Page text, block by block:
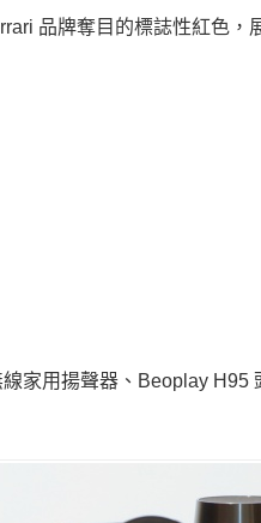
品牌奪目的標誌性紅色，
家用揚聲器、Beoplay